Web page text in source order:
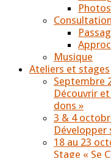
Musique
Ateliers et stages
Septembre
Découvrir
dons »
3 & 4
Développer
18 au 23
Stage « Se